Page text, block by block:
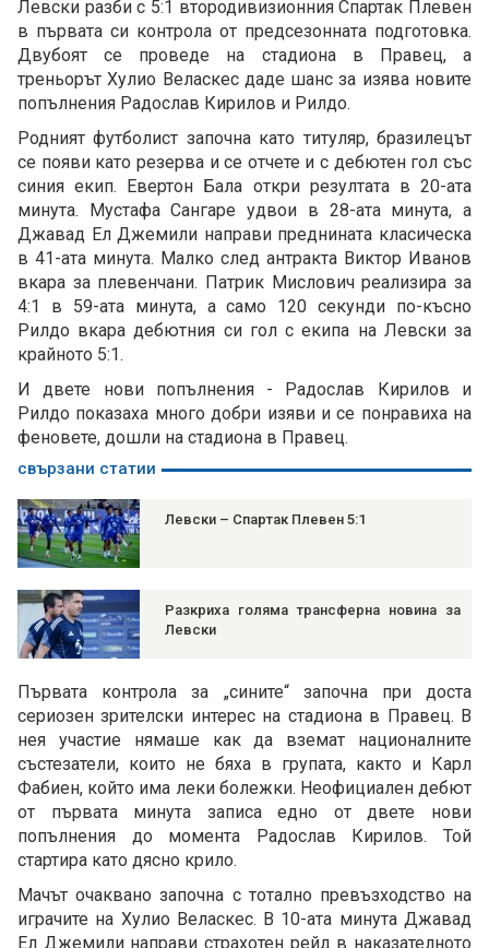
Левски разби с 5:1 втородивизионния Спартак Плевен
в първата си контрола от предсезонната подготовка.
Двубоят се проведе на стадиона в Правец, а
треньорът Хулио Веласкес даде шанс за изява новите
попълнения Радослав Кирилов и Рилдо.
Родният футболист започна като титуляр, бразилецът
се появи като резерва и се отчете и с дебютен гол със
синия екип. Евертон Бала откри резултата в 20-ата
минута. Мустафа Сангаре удвои в 28-ата минута, а
Джавад Ел Джемили направи преднината класическа
в 41-ата минута. Малко след антракта Виктор Иванов
вкара за плевенчани. Патрик Мислович реализира за
4:1 в 59-ата минута, а само 120 секунди по-късно
Рилдо вкара дебютния си гол с екипа на Левски за
крайното 5:1.
И двете нови попълнения - Радослав Кирилов и
Рилдо показаха много добри изяви и се понравиха на
феновете, дошли на стадиона в Правец.
свързани статии
Левски – Спартак Плевен 5:1
Разкриха голяма трансферна новина за
Левски
Първата контрола за „сините“ започна при доста
сериозен зрителски интерес на стадиона в Правец. В
нея участие нямаше как да вземат националните
състезатели, които не бяха в групата, както и Карл
Фабиен, който има леки болежки. Неофициален дебют
от първата минута записа едно от двете нови
попълнения до момента Радослав Кирилов. Той
стартира като дясно крило.
Мачът очаквано започна с тотално превъзходство на
играчите на Хулио Веласкес. В 10-ата минута Джавад
Ел Джемили направи страхотен рейд в наказателното